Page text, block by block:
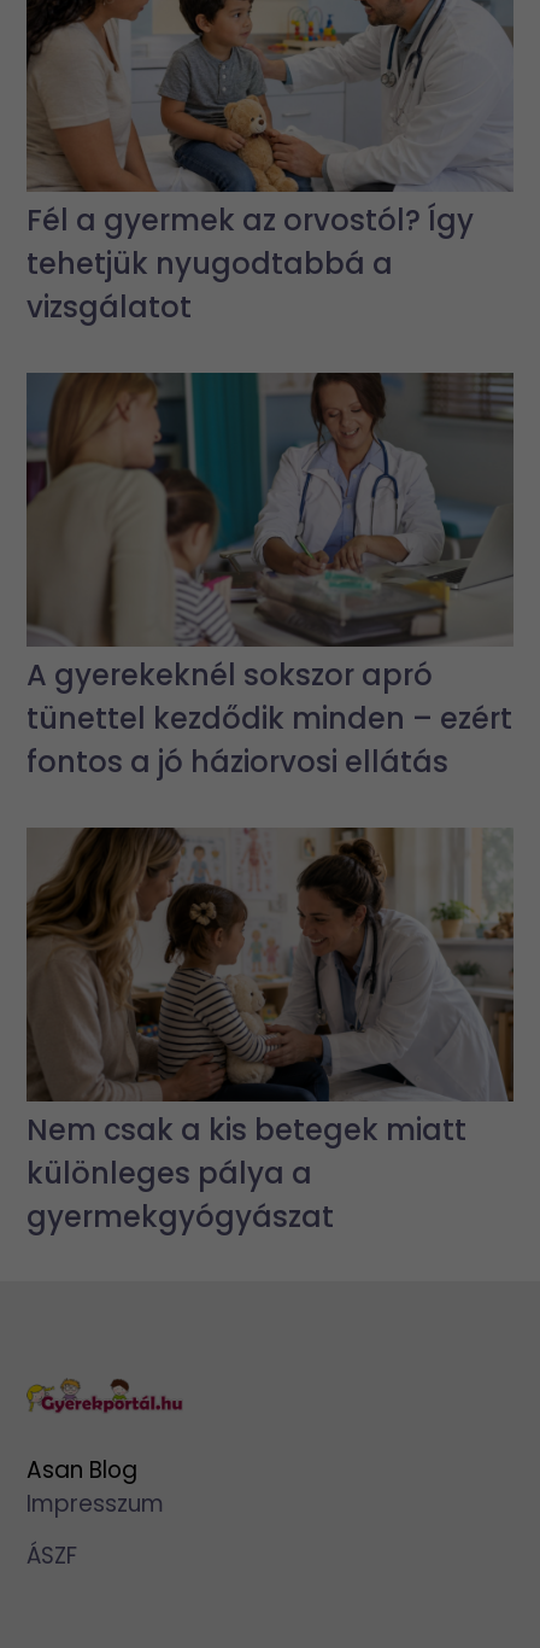
Fél a gyermek az orvostól? Így
tehetjük nyugodtabbá a
vizsgálatot
A gyerekeknél sokszor apró
tünettel kezdődik minden – ezért
fontos a jó háziorvosi ellátás
Nem csak a kis betegek miatt
különleges pálya a
gyermekgyógyászat
Asan Blog
Impresszum
ÁSZF